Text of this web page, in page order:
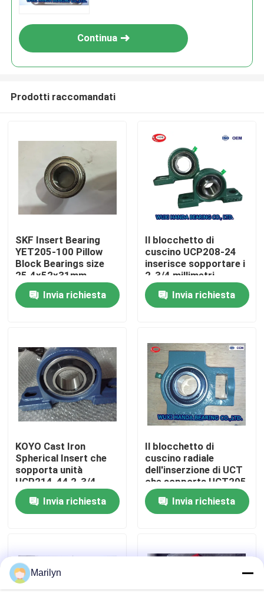
Casa
Prodotti
Giro della fabbrica
Controllo di qualità
Contattici
Notizie
Cuscinetto a rulli conici
Continua
Prodotti raccomandati
SKF Insert Bearing
YET205-100 Pillow
Block Bearings size
25.4x52x31mm
Weight 0.184 kgs
Invia richiesta
Il blocchetto di
cuscino UCP208-24
inserisce sopportare i
2-3/4 millimetri
sferico di acciaio al
cromoInvia richiesta
KOYO Cast Iron
Spherical Insert che
sopporta unità
UCP214-44 2-3/4
millimetri
Invia richiesta
Il blocchetto di
cuscino radiale
dell'inserzione di UCT
che sopporta UCT205
UCT206 FYH prende la
sede del cuscinetto
Invia richiesta
Marilyn